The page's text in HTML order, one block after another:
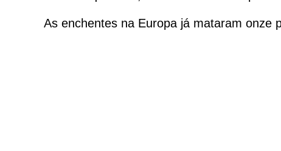
As enchentes na Europa já mataram onze